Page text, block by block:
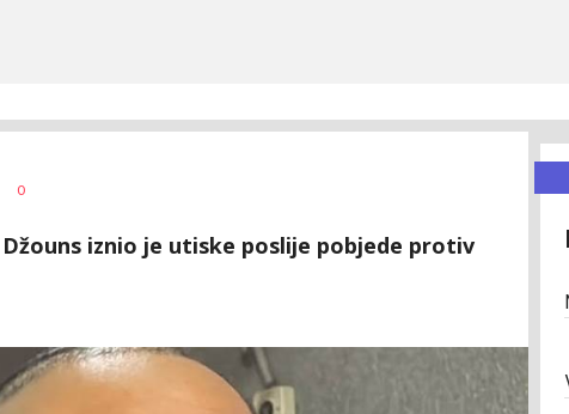
0
iznio je utiske poslije pobjede protiv